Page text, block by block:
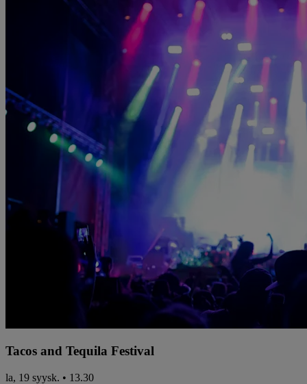
Tacos and Tequila Festival
la, 19 syysk. • 13.30